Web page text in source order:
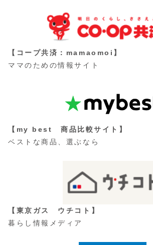
【コープ共済：mamaomoi】
ママのための情報サイト
【my best 商品比較サイト】
ベストな商品、選ぶなら
【東京ガス ウチコト】
暮らし情報メディア